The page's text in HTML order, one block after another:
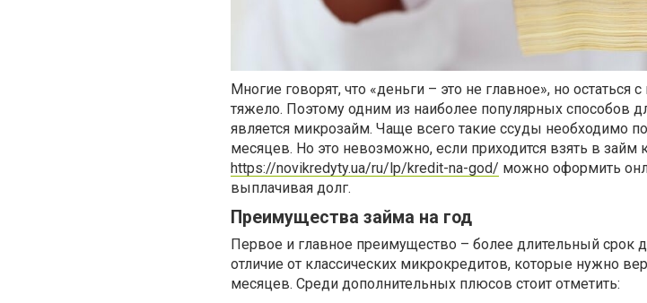
Многие говорят, что «деньги – это не главное», но
тяжело. Поэтому одним из наиболее популярных способов
является микрозайм. Чаще всего такие ссуды необходимо
месяцев. Но это невозможно, если приходится взять в займ
https://novikredyty.ua/ru/lp/kredit-na-god/ можно оформить
выплачивая долг.
Преимущества займа на год
Первое и главное преимущество – более длительный срок
отличие от классических микрокредитов, которые нужно
месяцев. Среди дополнительных плюсов стоит отметить: